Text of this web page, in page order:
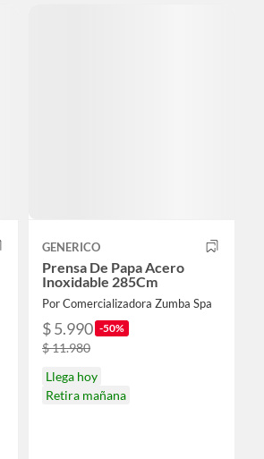
GENERICO
Prensa De Papa Acero
Inoxidable 285Cm
Por Comercializadora Zumba Spa
$ 5.990 -50%
$ 11.980
Llega hoy
Retira mañana